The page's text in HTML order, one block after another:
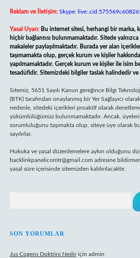
Reklam ve İletişim: Skype:
Yasal Uyarı: Bu internet sitesi, herhangi bir marka,
hiçbir bağlantısı bulunmamaktadır. Sitede yalnızca
makaleler paylaşılmaktadır. Burada yer alan
taşımamakta olup, gerçek kurum ve kişiler
yapılmamaktadır. Gerçek kurum ve kişiler ile isim
tesadüfidir. Sitemizdeki bilgiler taslak halindedir ve
Sitemiz, 5651 Sayılı Kanun gereğince Bilgi
(BTK) tarafından onaylanmış bir Yer Sağlayıcı
nedenle, sitedeki içerikleri proaktif olarak
yükümlülüğümüz bulunmamaktadır. Ancak,
sorumluluğunu taşımakta olup, siteye üye olarak
sayılırlar.
Hukuka ve yasal düzenlemelere aykırı olduğunu
backlinkpanelicomtr@gmail.com adresine
yasal süre içerisinde sitemizden kaldırılacaktır.
SON YORUMLAR
Jus Cogens Doktrini Nediriçin admin